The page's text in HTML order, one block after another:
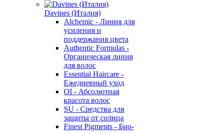
Davines (Италия)
Alchemic - Линия для
усиления и
поддержания цвета
Authentic Formulas -
Органическая линия
для волос
Essential Haircare -
Eжедневный уход
OI - Абсолютная
красота волос
SU - Средства для
защиты от солнца
Finest Pigments - Био-